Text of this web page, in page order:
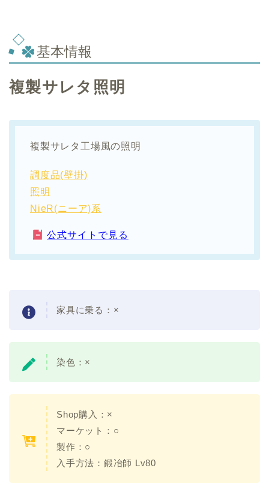
基本情報
複製サレタ照明
複製サレタ工場風の照明
調度品(壁掛)
照明
NieR(ニーア)系
公式サイトで見る
家具に乗る： ×
染色： ×
Shop購入：×
マーケット：○
製作：○
入手方法： 鍛冶師 Lv80